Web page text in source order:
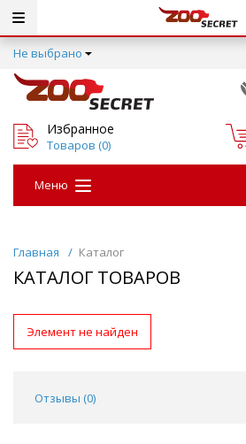
Не выбрано
Избранное
Товаров (0)
Меню
Главная / Каталог
КАТАЛОГ ТОВАРОВ
Элемент не найден
Отзывы (0)